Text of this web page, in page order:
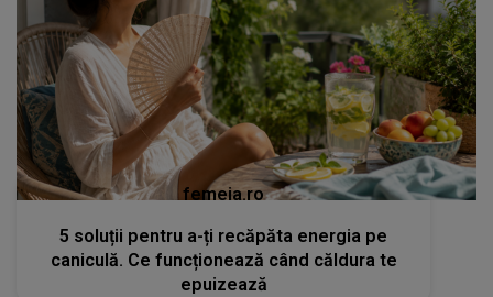
femeia.ro
5 soluții pentru a-ți recăpăta energia pe
caniculă. Ce funcționează când căldura te
epuizează